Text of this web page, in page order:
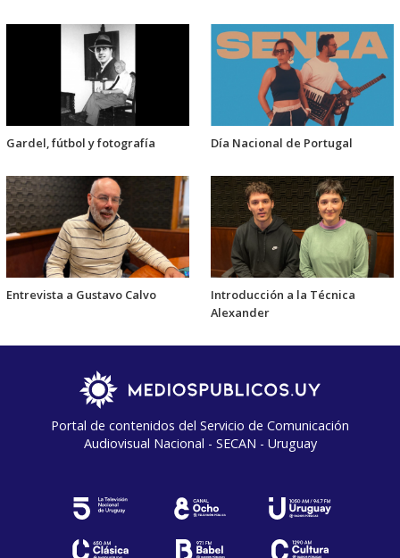
Gardel, fútbol y fotografía Día Nacional de Portugal
Entrevista a Gustavo Calvo
Introducción a la Técnica
Alexander
Portal de contenidos del Servicio de Comunicación
Audiovisual Nacional - SECAN - Uruguay